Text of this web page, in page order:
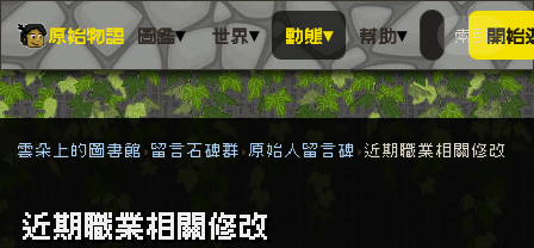
原始物語 圖鑑▾ 世界▾ 動態▾ 幫助▾
搜尋萬物
搜人物、
索引開始
雲朵上的圖書館 留言石碑群 原始人留言碑 近期職業相關修改
近期職業相關修改